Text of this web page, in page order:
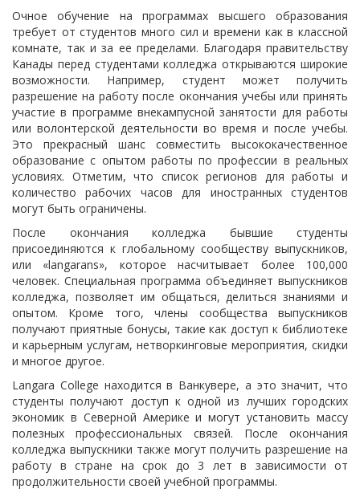
Очное обучение на программах высшего образования
требует от студентов много сил и времени как в классной
комнате, так и за ее пределами. Благодаря правительству
Канады перед студентами колледжа открываются широкие
возможности. Например, студент может получить
разрешение на работу после окончания учебы или принять
участие в программе внекампусной занятости для работы
или волонтерской деятельности во время и после учебы.
Это прекрасный шанс совместить высококачественное
образование с опытом работы по профессии в реальных
условиях. Отметим, что список регионов для работы и
количество рабочих часов для иностранных студентов
могут быть ограничены.
После окончания колледжа бывшие студенты
присоединяются к глобальному сообществу выпускников,
или «langarans», которое насчитывает более 100,000
человек. Специальная программа объединяет выпускников
колледжа, позволяет им общаться, делиться знаниями и
опытом. Кроме того, члены сообщества выпускников
получают приятные бонусы, такие как доступ к библиотеке
и карьерным услугам, нетворкинговые мероприятия, скидки
и многое другое.
Langara College находится в Ванкувере, а это значит, что
студенты получают доступ к одной из лучших городских
экономик в Северной Америке и могут установить массу
полезных профессиональных связей. После окончания
колледжа выпускники также могут получить разрешение на
работу в стране на срок до 3 лет в зависимости от
продолжительности своей учебной программы.